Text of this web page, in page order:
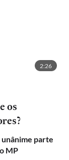
2:26
os
parte
MP